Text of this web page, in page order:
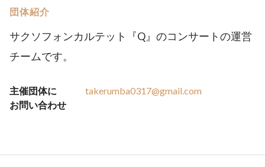
団体紹介
サクソフォンカルテット『Q』のコンサートの運営
チームです。
主催団体に
お問い合わせ
takerumba0317@gmail.com